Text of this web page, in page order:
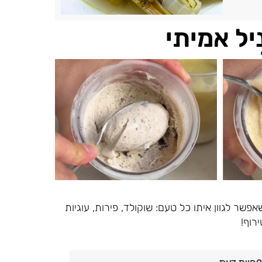
אמיתי
לגוון איתו כל טעם: שוקולד, פירות, עוגיות